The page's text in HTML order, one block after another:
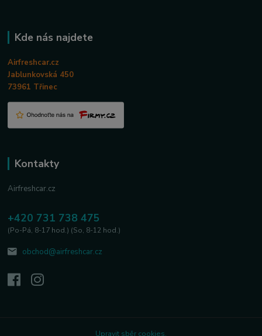
Kde nás najdete
Airfreshcar.cz
Jablunkovská 450
73961 Třinec
Kontakty
Airfreshcar.cz
+420 731 738 475
(Po-Pá, 8-17 hod.) (So, 8-12 hod.)
obchod@airfreshcar.cz
Upravit sběr cookies.